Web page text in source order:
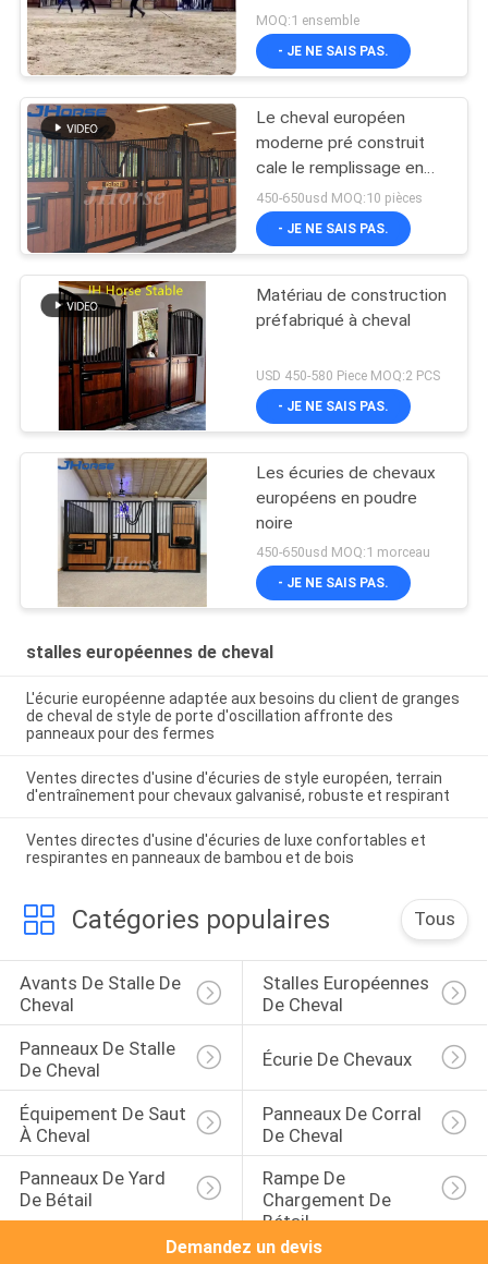
besoins du client de
stalle de remplissage
MOQ:1 ensemble
- JE NE SAIS PAS.
Le cheval européen
moderne pré construit
cale le remplissage en
bambou facultatif
450-650usd MOQ:10 pièces
- JE NE SAIS PAS.
Matériau de construction
préfabriqué à cheval
USD 450-580 Piece MOQ:2 PCS
- JE NE SAIS PAS.
Les écuries de chevaux
européens en poudre
noire
450-650usd MOQ:1 morceau
- JE NE SAIS PAS.
stalles européennes de cheval
L'écurie européenne adaptée aux besoins du client de granges
de cheval de style de porte d'oscillation affronte des
panneaux pour des fermes
Ventes directes d'usine d'écuries de style européen, terrain
d'entraînement pour chevaux galvanisé, robuste et respirant
Ventes directes d'usine d'écuries de luxe confortables et
respirantes en panneaux de bambou et de bois
Catégories populaires Tous
Avants De Stalle De
Cheval
Stalles Européennes
De Cheval
Panneaux De Stalle
De Cheval
Écurie De Chevaux
Équipement De Saut
À Cheval
Panneaux De Corral
De Cheval
Panneaux De Yard
De Bétail
Rampe De
Chargement De
Bétail
Demandez un devis